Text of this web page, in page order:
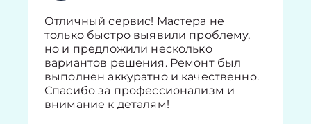
Отличный сервис! Мастера не
только быстро выявили проблему,
но и предложили несколько
вариантов решения. Ремонт был
выполнен аккуратно и качественно.
Спасибо за профессионализм и
внимание к деталям!